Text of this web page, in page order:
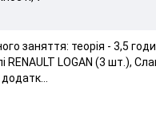
заняття: теорія - 3,5
LOGAN (3 шт.),